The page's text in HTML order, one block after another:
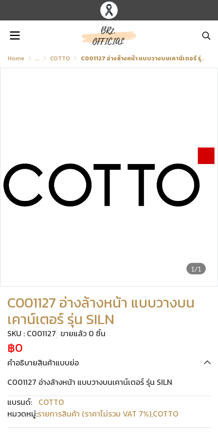
Home ... COTTO C001127 อ่างล้างหน้า แบบวางบนเคาน์เตอร์ รุ่น SILN
1/1
C001127 อ่างล้างหน้า แบบวางบน
เคาน์เตอร์ รุ่น SILN
SKU : C001127 ขายแล้ว 0 ชิ้น
฿0
คำอธิบายสินค้าแบบย่อ
C001127 อ่างล้างหน้า แบบวางบนเคาน์เตอร์ รุ่น SILN
แบรนด์: COTTO
หมวดหมู่:รายการสินค้า (ราคาไม่รวม VAT 7%),COTTO